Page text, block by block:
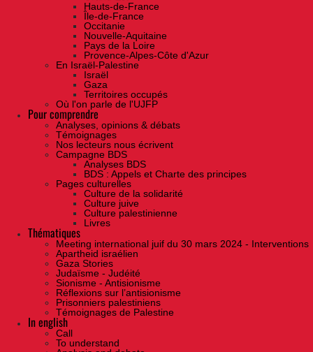
Hauts-de-France
Île-de-France
Occitanie
Nouvelle-Aquitaine
Pays de la Loire
Provence-Alpes-Côte d'Azur
En Israël-Palestine
Israël
Gaza
Territoires occupés
Où l'on parle de l'UJFP
Pour comprendre
Analyses, opinions & débats
Témoignages
Nos lecteurs nous écrivent
Campagne BDS
Analyses BDS
BDS : Appels et Charte des principes
Pages culturelles
Culture de la solidarité
Culture juive
Culture palestinienne
Livres
Thématiques
Meeting international juif du 30 mars 2024 - Interventions
Apartheid israélien
Gaza Stories
Judaïsme - Judéité
Sionisme - Antisionisme
Réflexions sur l’antisionisme
Prisonniers palestiniens
Témoignages de Palestine
In english
Call
To understand